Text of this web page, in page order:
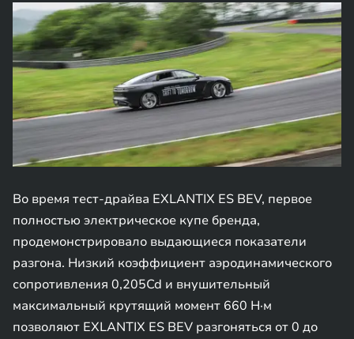
Во время тест-драйва EXLANTIX ES BEV, первое
полностью электрическое купе бренда,
продемонстрировало выдающиеся показатели
разгона. Низкий коэффициент аэродинамического
сопротивления 0,205Cd и внушительный
максимальный крутящий момент 660 Н·м
позволяют EXLANTIX ES BEV разгоняться от 0 до